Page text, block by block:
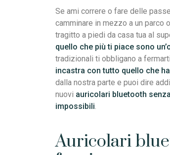
Se ami correre o fare delle
camminare in mezzo a un parco
tragitto a piedi da casa tua al
quello che più ti piace sono
tradizionali ti obbligano a
incastra con tutto quello che
dalla nostra parte e puoi dire
nuovi auricolari bluetooth
impossibili.
Auricolari